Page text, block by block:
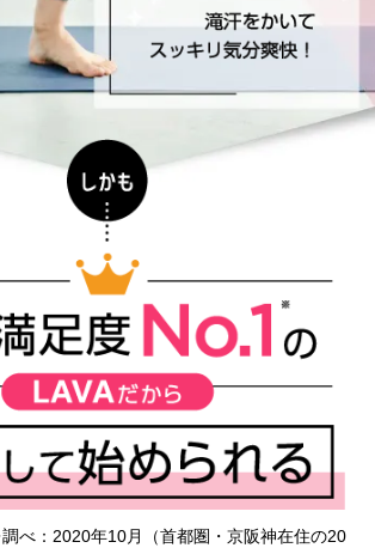
べ：2020年10月（首都圏・京阪神在住の20